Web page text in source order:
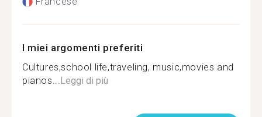
I miei argomenti preferiti
Cultures,school life,traveling, music,movies and
pianos...Leggi di più